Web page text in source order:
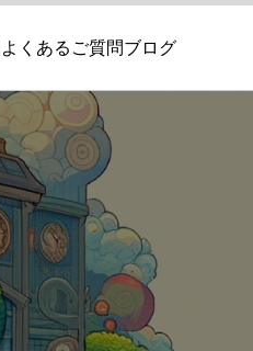
よくあるご質問ブログ